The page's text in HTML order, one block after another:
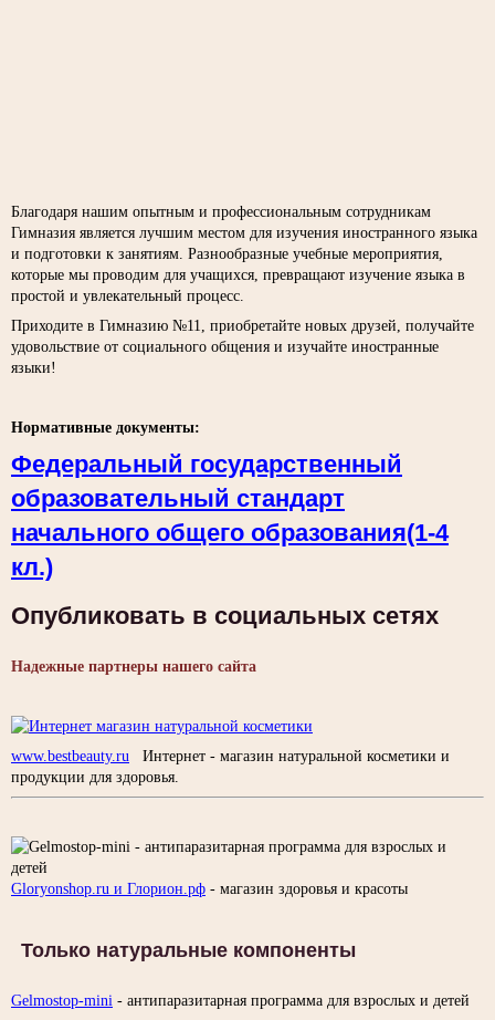
Благодаря нашим опытным и профессиональным сотрудникам
Гимназия является лучшим местом для изучения иностранного языка
и подготовки к занятиям. Разнообразные учебные мероприятия,
которые мы проводим для учащихся, превращают изучение языка в
простой и увлекательный процесс.
Приходите в Гимназию №11, приобретайте новых друзей, получайте
удовольствие от социального общения и изучайте иностранные
языки!
Нормативные документы:
Федеральный государственный
образовательный стандарт
начального общего образования(1-4
кл.)
Опубликовать в социальных сетях
Надежные партнеры нашего сайта
www.bestbeauty.ru Интернет - магазин натуральной косметики и
продукции для здоровья.
Gloryonshop.ru и Глорион.рф - магазин здоровья и красоты
Только натуральные компоненты
Gelmostop-mini - антипаразитарная программа для взрослых и детей